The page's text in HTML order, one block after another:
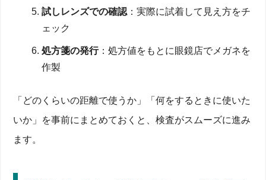
試しレンズでの確認 ：実際に試着して見え方をチ
ェック
処方箋の発行：処方値をもとに眼鏡店でメガネを
作製
「どのくらいの距離で使うか」「何をするときに使いた
いか」を事前にまとめておくと、検査がスムーズに進み
ます。